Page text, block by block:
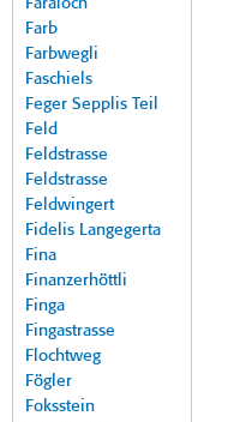
Faraloch
Farb
Farbwegli
Faschiels
Feger Sepplis Teil
Feld
Feldstrasse
Feldstrasse
Feldwingert
Fidelis Langegerta
Fina
Finanzerhöttli
Finga
Fingastrasse
Flochtweg
Fögler
Foksstein